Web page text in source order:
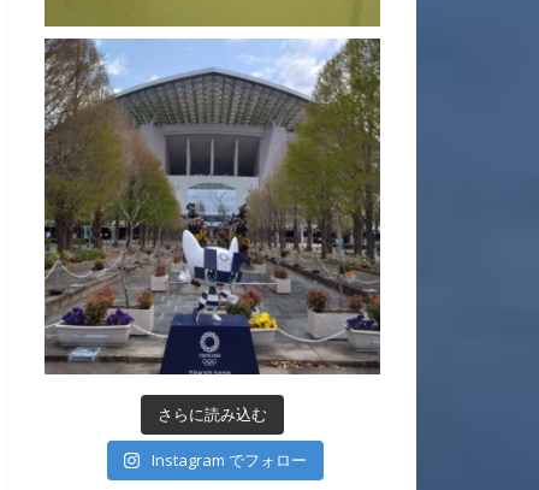
さらに読み込む
Instagram でフォロー